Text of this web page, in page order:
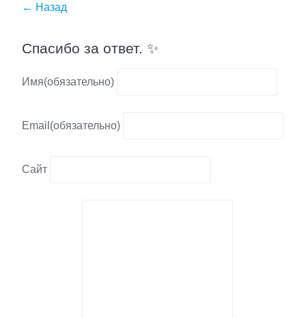
← Назад
Спасибо за ответ. ✨
Имя(обязательно)
Email (обязательно)
Сайт